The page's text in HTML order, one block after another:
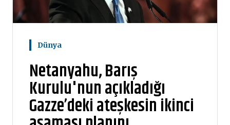
Dünya
Netanyahu, Barış
Kurulu'nun açıkladığı
Gazze’deki ateşkesin ikinci